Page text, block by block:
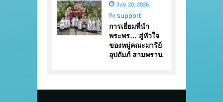
July 20, 2026
By support
การเยี่ยมที่นำ
พระพร… สู่หัวใจ
ของหมู่คณะมารีย์
อุปถัมภ์ สามพราน